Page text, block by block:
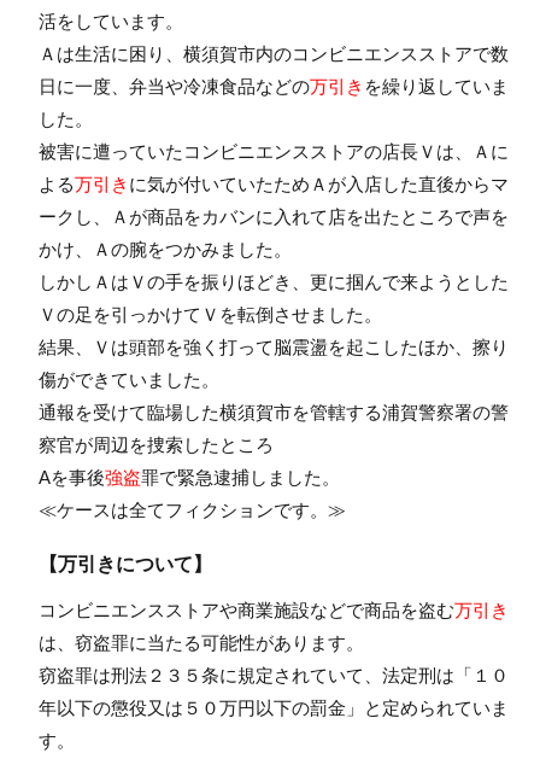
活をしています。
Ａは生活に困り、横須賀市内のコンビニエンスストアで数
日に一度、弁当や冷凍食品などの万引き を繰り返していま
した。
被害に遭っていたコンビニエンスストアの店長Ｖは、Ａに
よる万引き に気が付いていたためＡが入店した直後からマ
ークし、Ａが商品をカバンに入れて店を出たところで声を
かけ、Ａの腕をつかみました。
しかしＡはＶの手を振りほどき、更に掴んで来ようとした
Ｖの足を引っかけてＶを転倒させました。
結果、Ｖは頭部を強く打って脳震盪を起こしたほか、擦り
傷ができていました。
通報を受けて臨場した横須賀市を管轄する浦賀警察署の警
察官が周辺を捜索したところ
Aを事後強盗罪で緊急逮捕しました。
≪ケースは全てフィクションです。≫
【万引きについて】
コンビニエンスストアや商業施設などで商品を盗む万引き
は、窃盗罪に当たる可能性があります。
窃盗罪は刑法２３５条に規定されていて、法定刑は「１０
年以下の懲役又は５０万円以下の罰金」と定められていま
す。